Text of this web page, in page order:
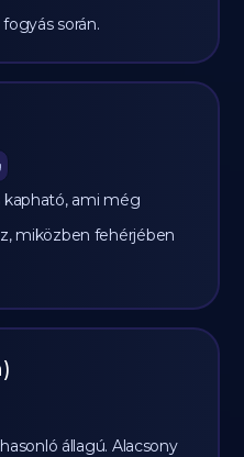
során.
kapható, ami még
miközben fehérjében
állagú. Alacsony